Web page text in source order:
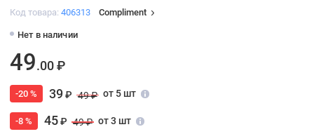
Код товара: 406313 Compliment
Нет в наличии
49.00 ₽
-20 % 39₽ 49 ₽ от 5 шт
-8 % 45₽ 49 ₽ от 3 шт